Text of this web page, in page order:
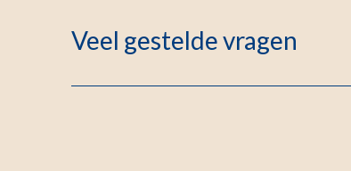
Veel gestelde vragen